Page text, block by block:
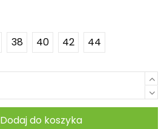
38 40 42 44
Dodaj do koszyka